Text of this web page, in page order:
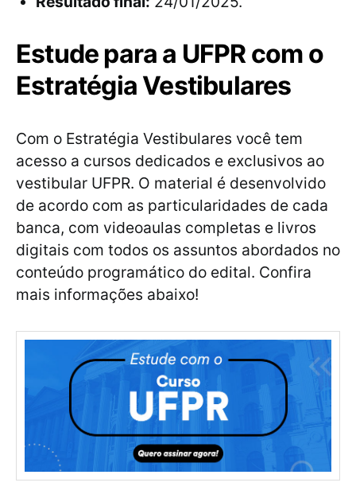
Estude para a UFPR com o
Estratégia Vestibulares
Com o Estratégia Vestibulares você tem
acesso a cursos dedicados e exclusivos ao
vestibular UFPR. O material é desenvolvido
de acordo com as particularidades de cada
banca, com videoaulas completas e livros
digitais com todos os assuntos abordados no
conteúdo programático do edital. Confira
mais informações abaixo!